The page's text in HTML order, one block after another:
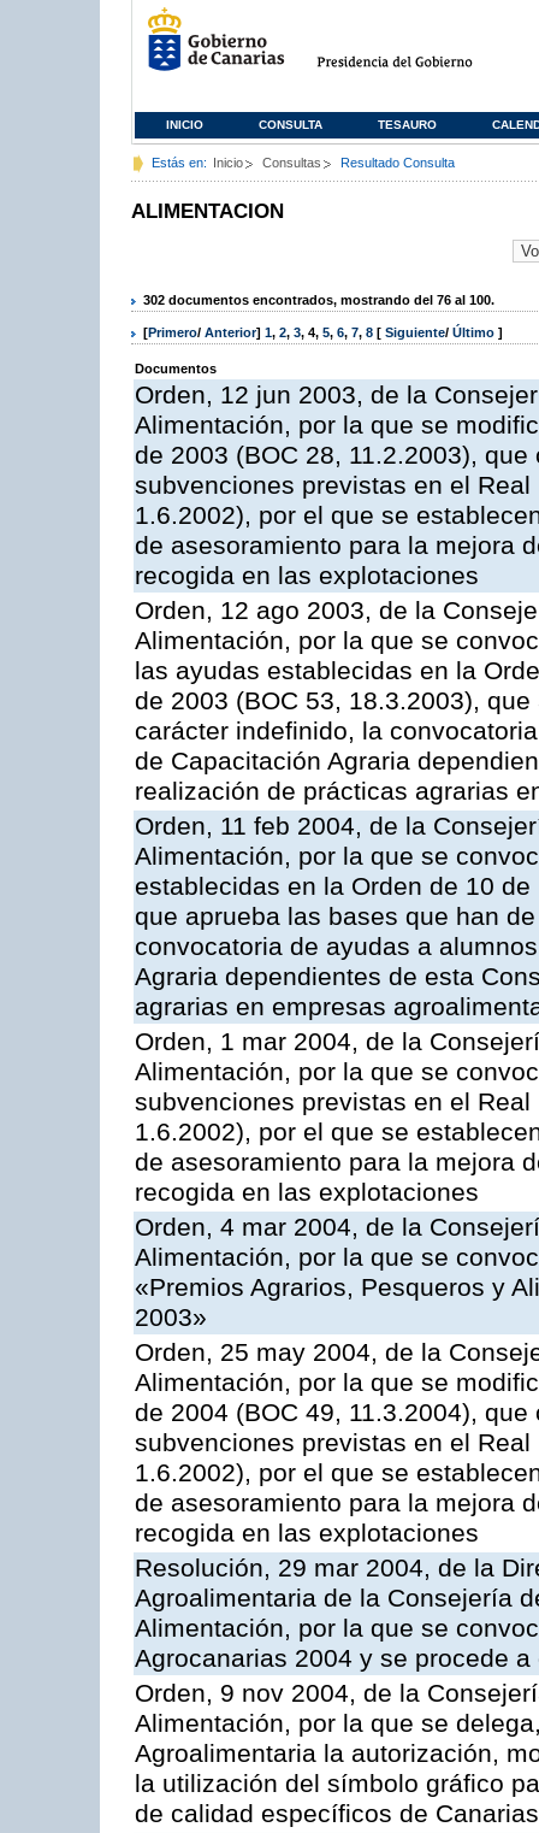
INICIO CONSULTA TESAURO
Estás en: Inicio Consultas Resultado Consulta
ALIMENTACION
302 documentos encontrados, mostrando del 76 al 100.
[Primero/ Anterior] 1, 2, 3, 4, 5, 6, 7, 8 [ Siguiente/ Último ]
Documentos
Orden, 12 jun 2003, de la
Alimentación, por la que se
de 2003 (BOC 28, 11.2.2003),
subvenciones previstas en el
1.6.2002), por el que se
de asesoramiento para la mejora
recogida en las explotaciones
Orden, 12 ago 2003, de la
Alimentación, por la que se
las ayudas establecidas en la
de 2003 (BOC 53, 18.3.2003),
carácter indefinido, la
de Capacitación Agraria
realización de prácticas agrarias
Orden, 11 feb 2004, de la
Alimentación, por la que se
establecidas en la Orden de 10
que aprueba las bases que han
convocatoria de ayudas a
Agraria dependientes de esta
agrarias en empresas
Orden, 1 mar 2004, de la
Alimentación, por la que se
subvenciones previstas en el
1.6.2002), por el que se
de asesoramiento para la mejora
recogida en las explotaciones
Orden, 4 mar 2004, de la
Alimentación, por la que se
«Premios Agrarios, Pesqueros y
2003»
Orden, 25 may 2004, de la
Alimentación, por la que se
de 2004 (BOC 49, 11.3.2004),
subvenciones previstas en el
1.6.2002), por el que se
de asesoramiento para la mejora
recogida en las explotaciones
Resolución, 29 mar 2004, de la
Agroalimentaria de la Consejería
Alimentación, por la que se
Agrocanarias 2004 y se procede
Orden, 9 nov 2004, de la
Alimentación, por la que se
Agroalimentaria la autorización,
la utilización del símbolo gráfico
de calidad específicos de Canarias